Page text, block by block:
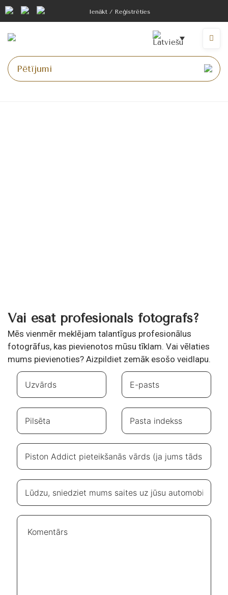
Ienākt / Reģistrēties
Vai esat profesionāls fotogrāfs?
Mēs vienmēr meklējam talantīgus profesionālus
fotogrāfus, kas pievienotos mūsu tīklam. Vai vēlaties
mums pievienoties? Aizpildiet zemāk esošo veidlapu.